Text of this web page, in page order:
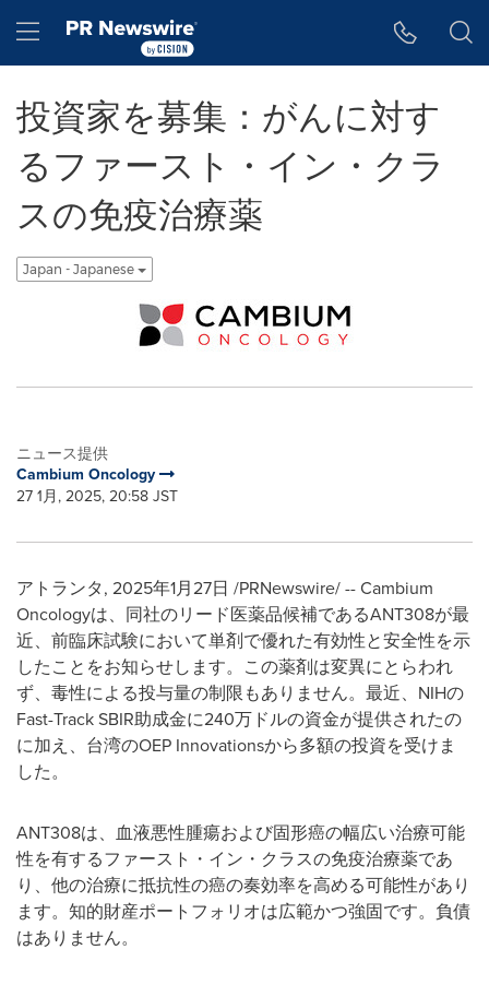
Hamburger menu
投資家を募集：がんに対す
るファースト・イン・クラ
スの免疫治療薬
Japan - Japanese
ニュース提供
Cambium Oncology
27 1月, 2025, 20:58 JST
アトランタ, 2025年1月27日 /PRNewswire/ -- Cambium
Oncologyは、同社のリード医薬品候補であるANT308が最
近、前臨床試験において単剤で優れた有効性と安全性を示
したことをお知らせします。この薬剤は変異にとらわれ
ず、毒性による投与量の制限もありません。最近、NIHの
Fast-Track SBIR助成金に240万ドルの資金が提供されたの
に加え、台湾のOEP Innovationsから多額の投資を受けま
した。
ANT308は、血液悪性腫瘍および固形癌の幅広い治療可能
性を有するファースト・イン・クラスの免疫治療薬であ
り、他の治療に抵抗性の癌の奏効率を高める可能性があり
ます。知的財産ポートフォリオは広範かつ強固です。負債
はありません。